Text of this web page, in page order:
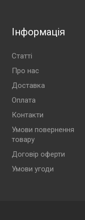
Інформація
Статті
Про нас
Доставка
Оплата
Контакти
Умови повернення
товару
Договір оферти
Умови угоди